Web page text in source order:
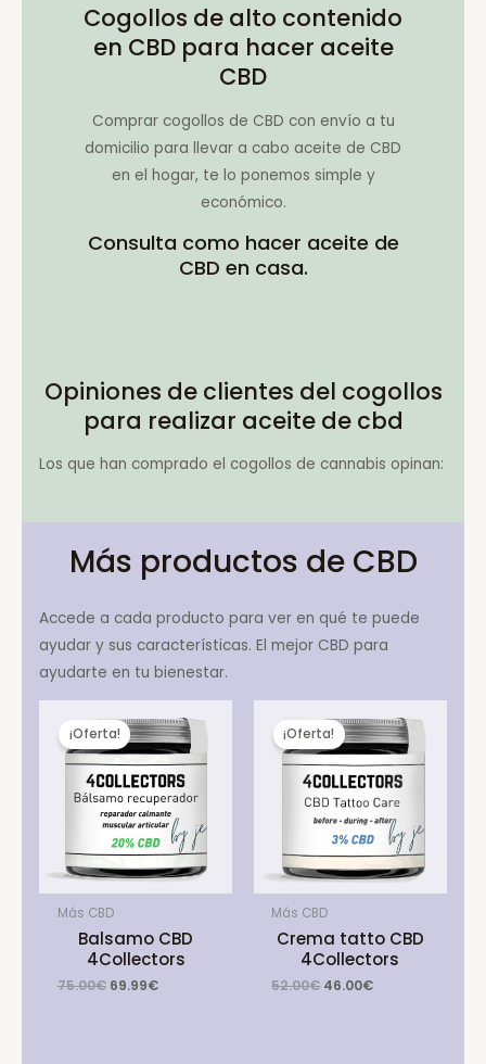
Cogollos de alto contenido
en CBD para hacer aceite
CBD
Comprar cogollos de CBD con envío a tu
domicilio para llevar a cabo aceite de CBD
en el hogar, te lo ponemos simple y
económico.
Consulta como hacer aceite de
CBD en casa.
Opiniones de clientes del cogollos
para realizar aceite de cbd
Los que han comprado el cogollos de cannabis opinan:
Más productos de CBD
Accede a cada producto para ver en qué te puede
ayudar y sus características. El mejor CBD para
ayudarte en tu bienestar.
¡Oferta!
Más CBD
Balsamo CBD
4Collectors
75.00€ Original
69.99€Current
¡Oferta!
Más CBD
Crema tatto CBD
4Collectors
52.00€ Original
46.00€Current